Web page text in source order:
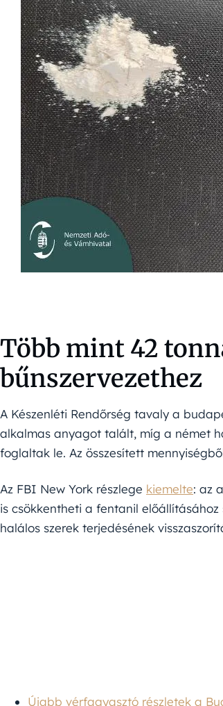
Több mint 42
bűnszervezethez
A Készenléti Rendőrség tavaly a
alkalmas anyagot talált, míg a német
foglaltak le. Az összesített
Az FBI New York részlege kiemelte: az
is csökkentheti a fentanil
halálos szerek terjedésének
Újabb vérfagyasztó részletek a